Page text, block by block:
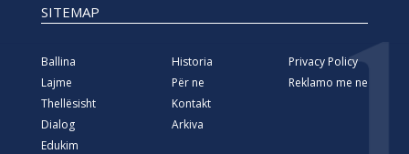
SITEMAP
Ballina
Lajme
Thellësisht
Dialog
Edukim
Historia
Për ne
Kontakt
Arkiva
Privacy Policy
Reklamo me ne